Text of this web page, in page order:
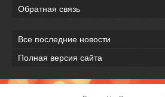
Обратная связь
Все последние новости
Полная версия сайта